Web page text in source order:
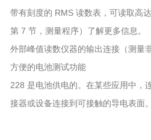
带有刻度的 RMS 读数表，可读取高
第 7 节，测量程序）了解更多信息。
外部峰值读数仪器的输出连接（测量
方便的电池测试功能
228 是电池供电的。在某些应用中，
接器或设备连接到可接触的导电表面。